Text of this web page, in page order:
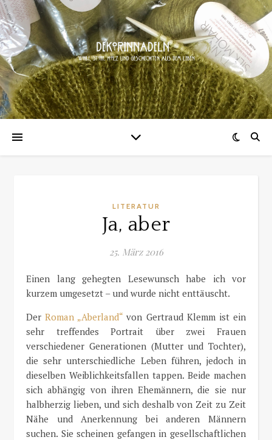
LITERATUR
Ja, aber
25. März 2016
Einen lang gehegten Lesewunsch habe ich vor
kurzem umgesetzt – und wurde nicht enttäuscht.
DerRoman „Aberland“ von Gertraud Klemm ist ein
sehr treffendes Portrait über zwei Frauen
verschiedener Generationen (Mutter und Tochter),
die sehr unterschiedliche Leben führen, jedoch in
dieselben Weiblichkeitsfallen tappen. Beide machen
sich abhängig von ihren Ehemännern, die sie nur
halbherzig lieben, und sich deshalb von Zeit zu Zeit
Nähe und Anerkennung bei anderen Männern
suchen. Sie scheinen gefangen in gesellschaftlichen